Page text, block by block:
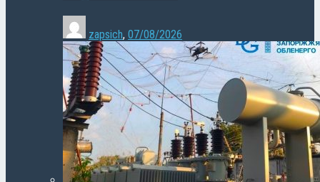
zapsich, 07/08/2026